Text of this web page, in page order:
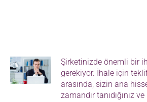
Şirketinizde önemli bir
gerekiyor. İhale için
arasında, sizin ana
zamandır tanıdığınız